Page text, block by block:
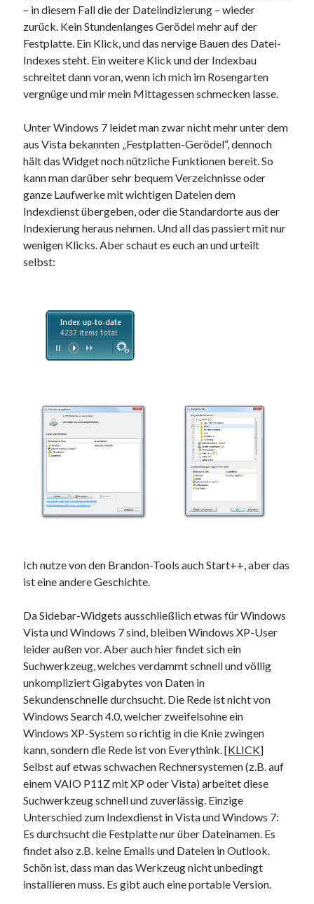
Seiten
Running
Impressum / Datenschutz
RSS Feed
Arduino und BME 280
– in diesem Fall die der Dateiindizierung – wieder
zurück. Kein Stundenlanges Gerödel mehr auf der
Festplatte. Ein Klick, und das nervige Bauen des Datei-
Indexes steht. Ein weitere Klick und der Indexbau
schreitet dann voran, wenn ich mich im Rosengarten
vergnüge und mir mein Mittagessen schmecken lasse.
Unter Windows 7 leidet man zwar nicht mehr unter dem
aus Vista bekannten „Festplatten-Gerödel“, dennoch
hält das Widget noch nützliche Funktionen bereit. So
kann man darüber sehr bequem Verzeichnisse oder
ganze Laufwerke mit wichtigen Dateien dem
Indexdienst übergeben, oder die Standardorte aus der
Indexierung heraus nehmen. Und all das passiert mit nur
wenigen Klicks. Aber schaut es euch an und urteilt
selbst:
Ich nutze von den Brandon-Tools auch Start++, aber das
ist eine andere Geschichte.
Da Sidebar-Widgets ausschließlich etwas für Windows
Vista und Windows 7 sind, bleiben Windows XP-User
leider außen vor. Aber auch hier findet sich ein
Suchwerkzeug, welches verdammt schnell und völlig
unkompliziert Gigabytes von Daten in
Sekundenschnelle durchsucht. Die Rede ist nicht von
Windows Search 4.0, welcher zweifelsohne ein
Windows XP-System so richtig in die Knie zwingen
kann, sondern die Rede ist von Everythink. [KLICK]
Selbst auf etwas schwachen Rechnersystemen (z.B. auf
einem VAIO P11Z mit XP oder Vista) arbeitet diese
Suchwerkzeug schnell und zuverlässig. Einzige
Unterschied zum Indexdienst in Vista und Windows 7:
Es durchsucht die Festplatte nur über Dateinamen. Es
findet also z.B. keine Emails und Dateien in Outlook.
Schön ist, dass man das Werkzeug nicht unbedingt
installieren muss. Es gibt auch eine portable Version.